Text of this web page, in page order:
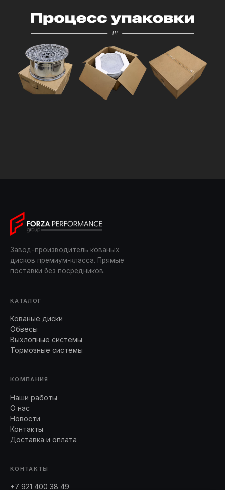
Завод-производитель кованых
дисков премиум-класса. Прямые
поставки без посредников.
КАТАЛОГ
Кованые диски
Обвесы
Выхлопные системы
Тормозные системы
КОМПАНИЯ
Наши работы
О нас
Новости
Контакты
Доставка и оплата
КОНТАКТЫ
+7 921 400 38 49